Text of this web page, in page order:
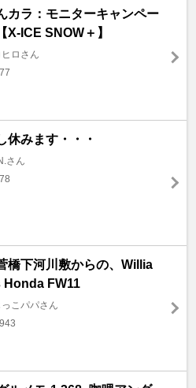
カラ：モニターキャンペー
X-ICE SNOW＋】
ロさん
77
休みます・・・
さん
78
橋下河川敷からの、Willia
Honda FW11
こパパさん
943